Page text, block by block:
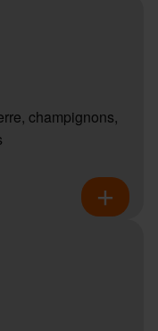
champignons,